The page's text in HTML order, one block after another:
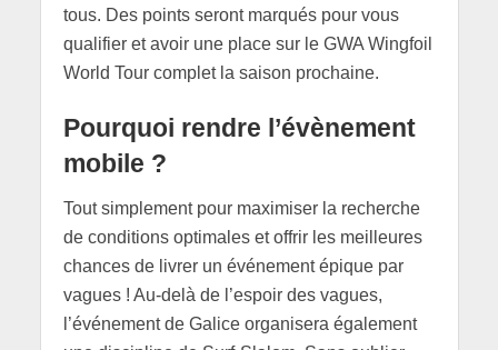
tous. Des points seront marqués pour vous
qualifier et avoir une place sur le GWA Wingfoil
World Tour complet la saison prochaine.
Pourquoi rendre l’évènement
mobile ?
Tout simplement pour maximiser la recherche
de conditions optimales et offrir les meilleures
chances de livrer un événement épique par
vagues ! Au-delà de l’espoir des vagues,
l’événement de Galice organisera également